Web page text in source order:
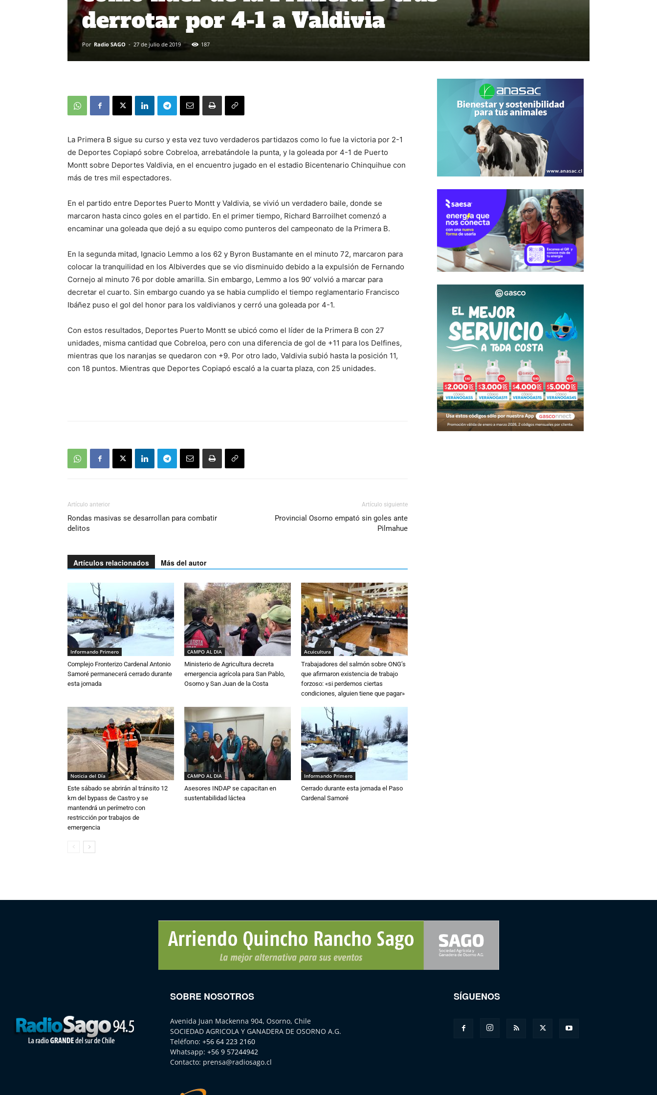
derrotar por 4-1 a Valdivia
Por Radio SAGO - 27 de julio de 2019 187
La Primera B sigue su curso y esta vez tuvo verdaderos partidazos como lo fue la victoria por 2-1
de Deportes Copiapó sobre Cobreloa, arrebatándole la punta, y la goleada por 4-1 de Puerto
Montt sobre Deportes Valdivia, en el encuentro jugado en el estadio Bicentenario Chinquihue con
más de tres mil espectadores.
En el partido entre Deportes Puerto Montt y Valdivia, se vivió un verdadero baile, donde se
marcaron hasta cinco goles en el partido. En el primer tiempo, Richard Barroilhet comenzó a
encaminar una goleada que dejó a su equipo como punteros del campeonato de la Primera B.
En la segunda mitad, Ignacio Lemmo a los 62 y Byron Bustamante en el minuto 72, marcaron para
colocar la tranquilidad en los Albiverdes que se vio disminuido debido a la expulsión de Fernando
Cornejo al minuto 76 por doble amarilla. Sin embargo, Lemmo a los 90’ volvió a marcar para
decretar el cuarto. Sin embargo cuando ya se habia cumplido el tiempo reglamentario Francisco
Ibáñez puso el gol del honor para los valdivianos y cerró una goleada por 4-1.
Con estos resultados, Deportes Puerto Montt se ubicó como el líder de la Primera B con 27
unidades, misma cantidad que Cobreloa, pero con una diferencia de gol de +11 para los Delfines,
mientras que los naranjas se quedaron con +9. Por otro lado, Valdivia subió hasta la posición 11,
con 18 puntos. Mientras que Deportes Copiapó escaló a la cuarta plaza, con 25 unidades.
Artículo anterior
Rondas masivas se desarrollan para combatir
delitos
Artículo siguiente
Provincial Osorno empató sin goles ante
Pilmahue
Artículos relacionados Más del autor
Informando Primero
Complejo Fronterizo Cardenal Antonio
Samoré permanecerá cerrado durante
esta jornada
CAMPO AL DIA
Ministerio de Agricultura decreta
emergencia agrícola para San Pablo,
Osorno y San Juan de la Costa
Acuicultura
Trabajadores del salmón sobre ONG’s
que afirmaron existencia de trabajo
forzoso: «si perdemos ciertas
condiciones, alguien tiene que pagar»
Noticia del Día
Este sábado se abrirán al tránsito 12
km del bypass de Castro y se
mantendrá un perímetro con
restricción por trabajos de
emergencia
CAMPO AL DIA
Asesores INDAP se capacitan en
sustentabilidad láctea
Informando Primero
Cerrado durante esta jornada el Paso
Cardenal Samoré
SOBRE NOSOTROS
Avenida Juan Mackenna 904, Osorno, Chile
SOCIEDAD AGRICOLA Y GANADERA DE OSORNO A.G.
Teléfono: +56 64 223 2160
Whatsapp: +56 9 57244942
Contacto: prensa@radiosago.cl
SÍGUENOS